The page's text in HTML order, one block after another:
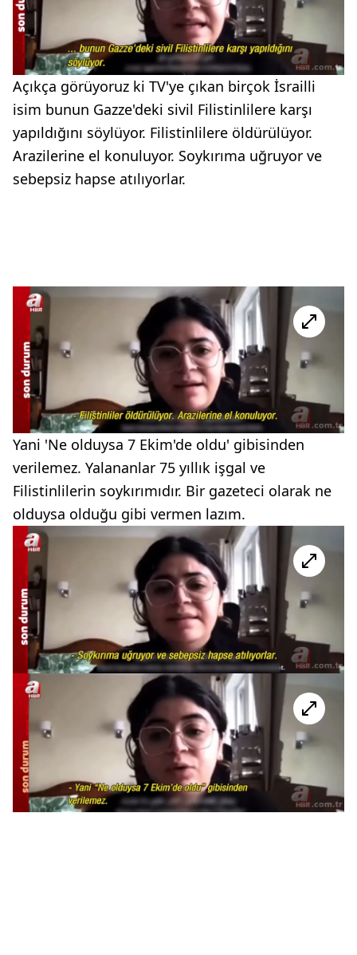
Açıkça görüyoruz ki TV'ye çıkan birçok İsrailli
isim bunun Gazze'deki sivil Filistinlilere karşı
yapıldığını söylüyor. Filistinlilere öldürülüyor.
Arazilerine el konuluyor. Soykırıma uğruyor ve
sebepsiz hapse atılıyorlar.
Yani 'Ne olduysa 7 Ekim'de oldu' gibisinden
verilemez. Yalananlar 75 yıllık işgal ve
Filistinlilerin soykırımıdır. Bir gazeteci olarak ne
olduysa olduğu gibi vermen lazım.